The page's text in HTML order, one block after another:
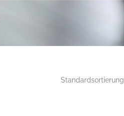
Standardsortierung